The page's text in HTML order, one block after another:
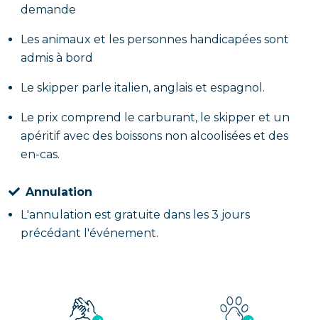
demande
Les animaux et les personnes handicapées sont
admis à bord
Le skipper parle italien, anglais et espagnol.
Le prix comprend le carburant, le skipper et un
apéritif avec des boissons non alcoolisées et des
en-cas.
Annulation
L'annulation est gratuite dans les 3 jours
précédant l'événement.